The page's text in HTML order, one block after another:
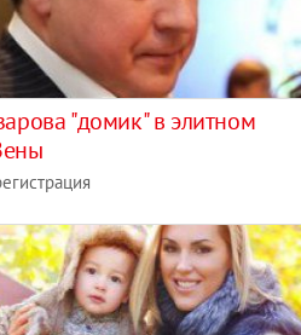
"домик" в элитном